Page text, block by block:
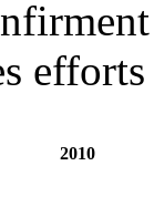
2010